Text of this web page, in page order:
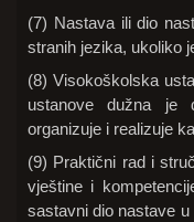
(7) Nastava ili dio
stranih jezika, ukoliko
(8) Visokoškolska
ustanove dužna je
organizuje i realizuje
(9) Praktični rad i
vještine i
sastavni dio nastave